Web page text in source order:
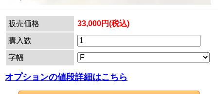
販売価格 33,000円(税込)
購入数
字幅
オプションの値段詳細はこちら